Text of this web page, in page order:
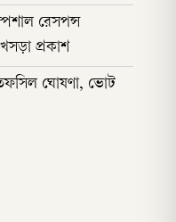
রেসপন্স
প্রকাশ
তফসিল ঘোষণা, ভোট